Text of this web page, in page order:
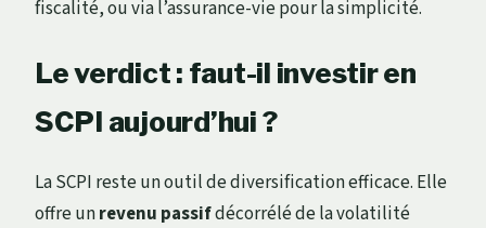
fiscalité, ou via l’assurance-vie pour la simplicité.
Le verdict : faut-il investir en
SCPI aujourd’hui ?
La SCPI reste un outil de diversification efficace. Elle
offre unrevenu passifdécorrélé de la volatilité